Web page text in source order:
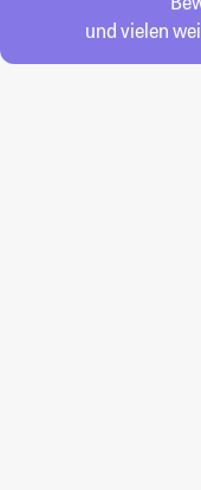
und vielen